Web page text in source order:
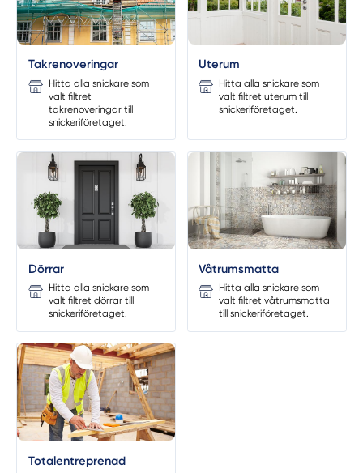
Takrenoveringar
Hitta alla snickare som
valt filtret
takrenoveringar till
snickeriföretaget.
Uterum
Hitta alla snickare som
valt filtret uterum till
snickeriföretaget.
Dörrar
Hitta alla snickare som
valt filtret dörrar till
snickeriföretaget.
Våtrumsmatta
Hitta alla snickare som
valt filtret våtrumsmatta
till snickeriföretaget.
Totalentreprenad